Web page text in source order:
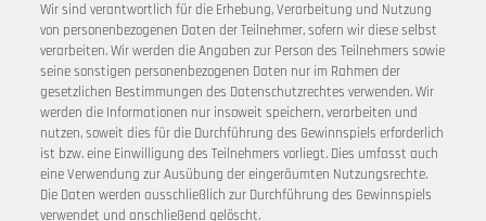
Wir sind verantwortlich für die Erhebung, Verarbeitung und Nutzung
von personenbezogenen Daten der Teilnehmer, sofern wir diese selbst
verarbeiten. Wir werden die Angaben zur Person des Teilnehmers sowie
seine sonstigen personenbezogenen Daten nur im Rahmen der
gesetzlichen Bestimmungen des Datenschutzrechtes verwenden. Wir
werden die Informationen nur insoweit speichern, verarbeiten und
nutzen, soweit dies für die Durchführung des Gewinnspiels erforderlich
ist bzw. eine Einwilligung des Teilnehmers vorliegt. Dies umfasst auch
eine Verwendung zur Ausübung der eingeräumten Nutzungsrechte.
Die Daten werden ausschließlich zur Durchführung des Gewinnspiels
verwendet und anschließend gelöscht.